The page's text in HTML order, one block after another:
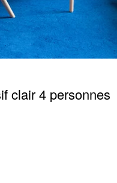
clair 4 personnes